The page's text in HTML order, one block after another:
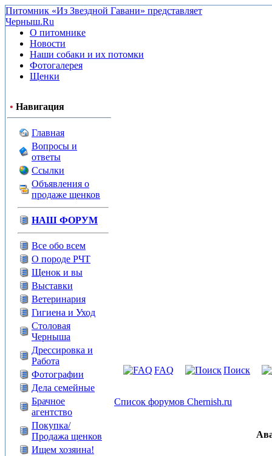
Питомник «Из Звездной Гавани» представляет
Черныш.Ru
О питомнике
Новости
Наши собаки и их потомки
Фотогалерея
Щенки
• Навигация
Главная
Вопросы и
ответы
Ссылки
Объявления о
продаже щенков
НАШ ФОРУМ
Все обо всем
О породе РЧТ
Щенок и вы
Выставки
Ветеринария
Гигиена и Уход
Столовая
Черныша
Дрессировка и
Работа
Фотографии
Дела семейные
Брачное
агентство
Покупка/
Продажа щенков
Ищем хозяина!
FAQ Поиск
Список форумов Chernish.ru